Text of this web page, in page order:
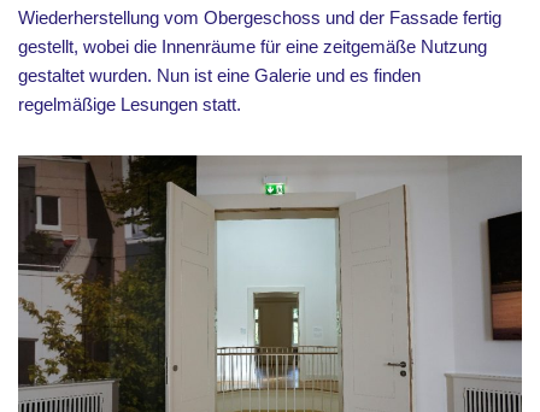
Wiederherstellung vom Obergeschoss und der Fassade fertig
gestellt, wobei die Innenräume für eine zeitgemäße Nutzung
gestaltet wurden. Nun ist eine Galerie und es finden
regelmäßige Lesungen statt.